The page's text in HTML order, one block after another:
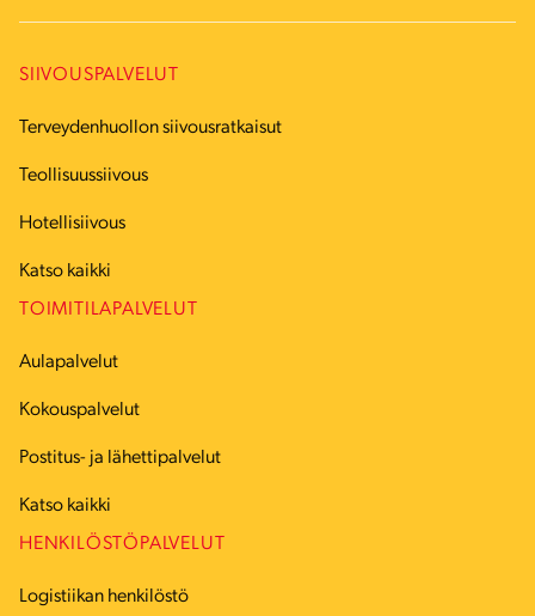
SIIVOUSPALVELUT
Terveydenhuollon siivousratkaisut
Teollisuussiivous
Hotellisiivous
Katso kaikki
TOIMITILAPALVELUT
Aulapalvelut
Kokouspalvelut
Postitus- ja lähettipalvelut
Katso kaikki
HENKILÖSTÖPALVELUT
Logistiikan henkilöstö